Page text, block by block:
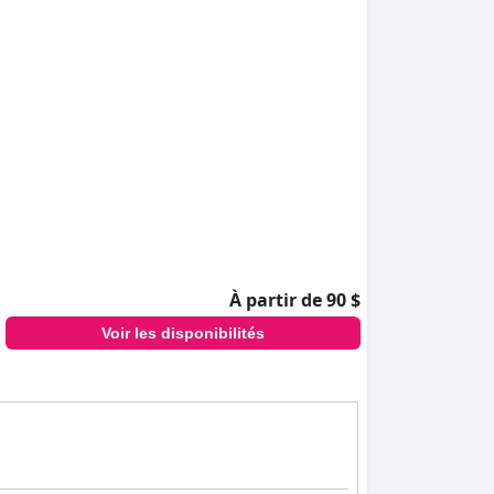
À partir de 90 $
Voir les disponibilités